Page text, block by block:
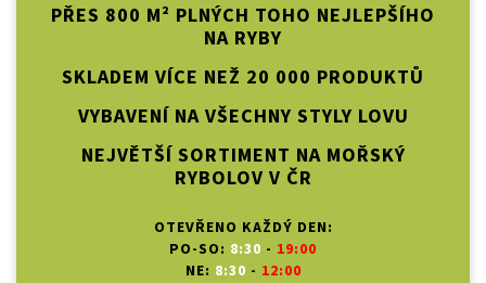
PŘES 800 M² PLNÝCH TOHO NEJLEPŠÍHO
NA RYBY
SKLADEM VÍCE NEŽ 20 000 PRODUKTŮ
VYBAVENÍ NA VŠECHNY STYLY LOVU
NEJVĚTŠÍ SORTIMENT NA MOŘSKÝ
RYBOLOV V ČR
OTEVŘENO KAŽDÝ DEN:
PO-SO: 8:30 - 19:00
NE: 8:30 - 12:00